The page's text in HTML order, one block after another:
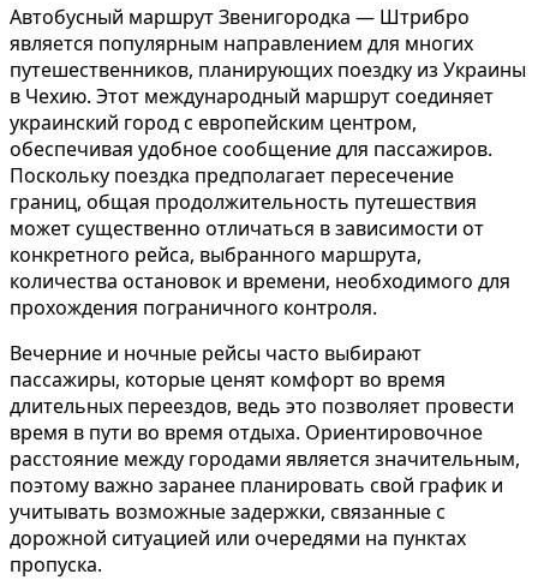
Автобусный маршрут Звенигородка — Штрибро
является популярным направлением для многих
путешественников, планирующих поездку из Украины
в Чехию. Этот международный маршрут соединяет
украинский город с европейским центром,
обеспечивая удобное сообщение для пассажиров.
Поскольку поездка предполагает пересечение
границ, общая продолжительность путешествия
может существенно отличаться в зависимости от
конкретного рейса, выбранного маршрута,
количества остановок и времени, необходимого для
прохождения пограничного контроля.
Вечерние и ночные рейсы часто выбирают
пассажиры, которые ценят комфорт во время
длительных переездов, ведь это позволяет провести
время в пути во время отдыха. Ориентировочное
расстояние между городами является значительным,
поэтому важно заранее планировать свой график и
учитывать возможные задержки, связанные с
дорожной ситуацией или очередями на пунктах
пропуска.